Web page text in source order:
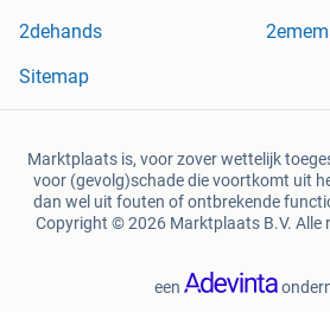
2dehands
Sitemap
Marktplaats is, voor zover wettelijk
voor (gevolg)schade die voortkomt uit
dan wel uit fouten of ontbrekende
Copyright © 2026 Marktplaats B.V. Alle
een